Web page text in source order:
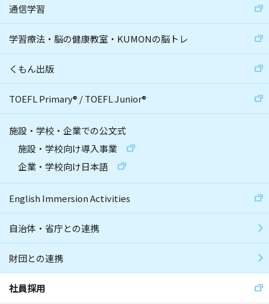
通信学習
学習療法・脳の健康教室・KUMONの脳トレ
くもん出版
TOEFL Primary® /TOEFL Junior®
施設・学校・企業での公文式
施設・学校向け導入事業
企業・学校向け日本語
English Immersion Activities
自治体・省庁との連携
財団との連携
社員採用